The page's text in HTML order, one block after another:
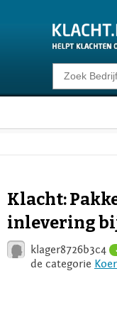
Klacht
Voor
Login
Klacht:
inlevering
klager8726b3c4
de categorie